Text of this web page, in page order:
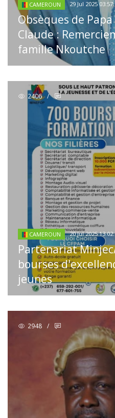
CAMEROUN 29 Jul 2025
Obsèques de
Claude :
famille Nkoutche
2406 /
CAMEROUN 20 Jul 2025
Partenariat
bourses
jeunes
2948 /